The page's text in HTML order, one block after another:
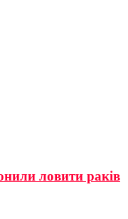
ловити раків